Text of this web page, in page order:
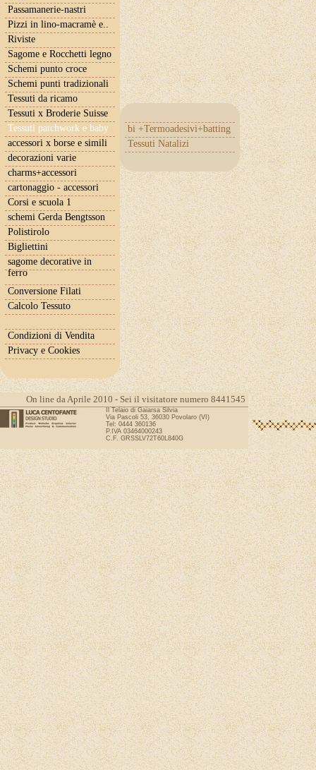
Passamanerie-nastri
Pizzi in lino-macramè e..
Riviste
Sagome e Rocchetti legno
Schemi punto croce
Schemi punti tradizionali
Tessuti da ricamo
Tessuti x Broderie Suisse
Tessuti patchwork e baby
bi +Termoadesivi+batting
Tessuti Natalizi
accessori x borse e simili
decorazioni varie
charms+accessori
cartonaggio - accessori
Corsi e scuola 1
schemi Gerda Bengtsson
Polistirolo
Bigliettini
sagome decorative in
ferro
Conversione Filati
Calcolo Tessuto
Condizioni di Vendita
Privacy e Cookies
On line da Aprile 2010 - Sei il visitatore numero 8441545
Il Telaio di Gaiarsa Silvia
Via Pascoli 53, 36030 Povolaro (VI)
Tel: 0444 360136
P.IVA 03464000243
C.F. GRSSLV72T60L840G